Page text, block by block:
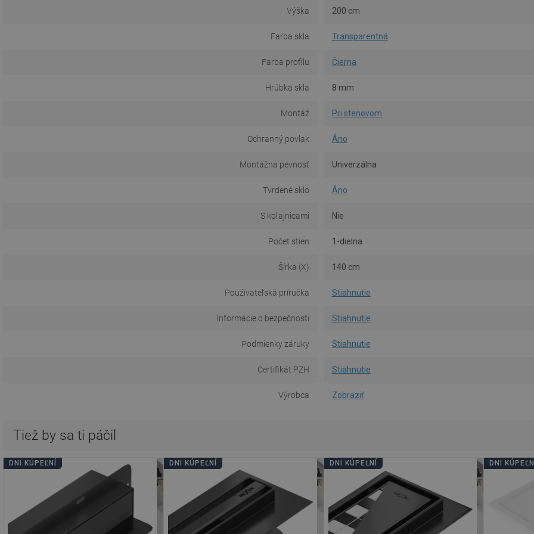
Výška 200 cm
Farba skla Transparentná
Farba profilu Čierna
Hrúbka skla 8 mm
Montáž Pri stenovom
Ochranný povlak Áno
Montážna pevnosť Univerzálna
Tvrdené sklo Áno
S koľajnicami Nie
Počet stien 1-dielna
Šírka (X) 140 cm
Používateľská príručka Stiahnutie
Informácie o bezpečnosti Stiahnutie
Podmienky záruky Stiahnutie
Certifikát PZH Stiahnutie
Výrobca Zobraziť
Tiež by sa ti páčil
DNI KÚPEĽNÍ DNI KÚPEĽNÍ DNI KÚPEĽNÍ DNI